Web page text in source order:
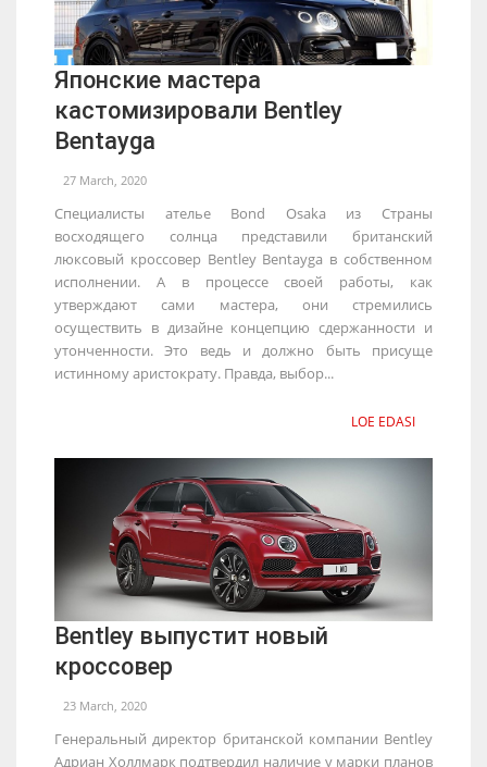
Японские мастера
кастомизировали Bentley
Bentayga
27 March, 2020
Специалисты ателье Bond Osaka из Страны
восходящего солнца представили британский
люксовый кроссовер Bentley Bentayga в собственном
исполнении. А в процессе своей работы, как
утверждают сами мастера, они стремились
осуществить в дизайне концепцию сдержанности и
утонченности. Это ведь и должно быть присуще
истинному аристократу. Правда, выбор...
LOE EDASI
Bentley выпустит новый
кроссовер
23 March, 2020
Генеральный директор британской компании Bentley
Адриан Холлмарк подтвердил наличие у марки планов